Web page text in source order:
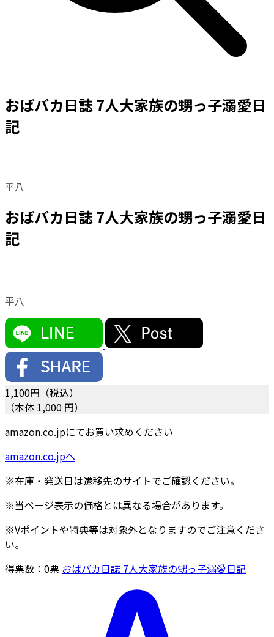
おばバカ日誌 7人大家族の甥っ子溺愛日
記
平八
おばバカ日誌 7人大家族の甥っ子溺愛日
記
平八
1,100円（税込）
（本体 1,000 円）
amazon.co.jpにてお買い求めください
amazon.co.jpへ
※在庫・発送日は遷移先のサイトでご確認ください。
※当ページ表示の価格とは異なる場合があります。
※Vポイントや特典等は対象外となりますのでご注意くださ
い。
得票数： 0票 おばバカ日誌 7人大家族の甥っ子溺愛日記